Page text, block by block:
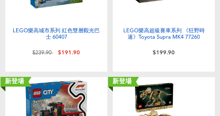
LEGO樂高城市系列 紅色雙層觀光巴
士 60407
價格從
$239.90至$191.90
LEGO樂高超級賽車系列 《狂野時
速》Toyota Supra MK4 77260
$199.90
新登場 新登場